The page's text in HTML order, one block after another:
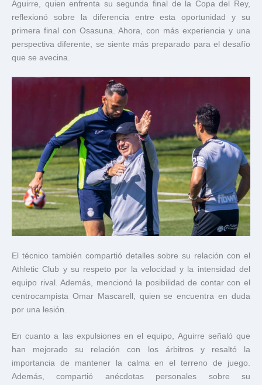
Aguirre, quien enfrenta su segunda final de la Copa del Rey,
reflexionó sobre la diferencia entre esta oportunidad y su
primera final con Osasuna. Ahora, con más experiencia y una
perspectiva diferente, se siente más preparado para el desafío
que se avecina.
El técnico también compartió detalles sobre su relación con el
Athletic Club y su respeto por la velocidad y la intensidad del
equipo rival. Además, mencionó la posibilidad de contar con el
centrocampista Omar Mascarell, quien se encuentra en duda
por una lesión.
En cuanto a las expulsiones en el equipo, Aguirre señaló que
han mejorado su relación con los árbitros y resaltó la
importancia de mantener la calma en el terreno de juego.
Además, compartió anécdotas personales sobre su